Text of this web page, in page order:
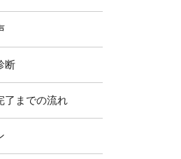
断
了までの流れ